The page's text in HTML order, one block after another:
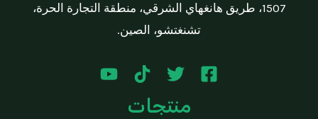
5
1507، طريق هانغهاي الشرقي، منطقة التجارة الحرة،
تشنغتشو، الصين.
منتجات